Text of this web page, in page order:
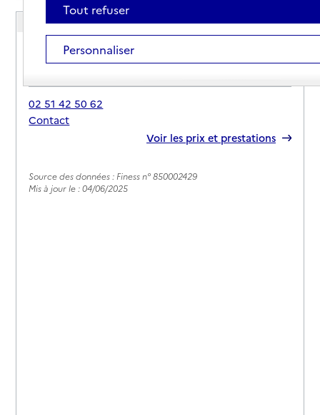
EHPAD Étoile du soir
Adresse
54 rue du stade
85530-La Bruffière
02 51 42 50 62
Contact
Voir les prix et prestations
Source des données : Finess n° 850002429
Mis à jour le : 04/06/2025
Tout refuser
Personnaliser